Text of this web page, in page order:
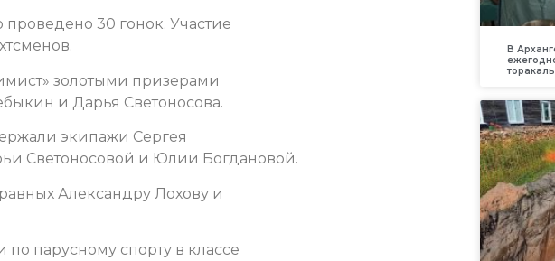
30 гонок. Участие
золотыми призерами
и Дарья Светоносова.
экипажи Сергея
Светоносовой и Юлии Богдановой.
Александру Лохову и
парусному спорту в классе
В